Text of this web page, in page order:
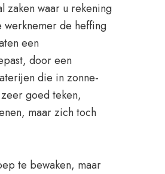
zaken waar u rekening
werknemer de heffing
een
door een
die in zonne-
goed teken,
maar zich toch
te bewaken, maar